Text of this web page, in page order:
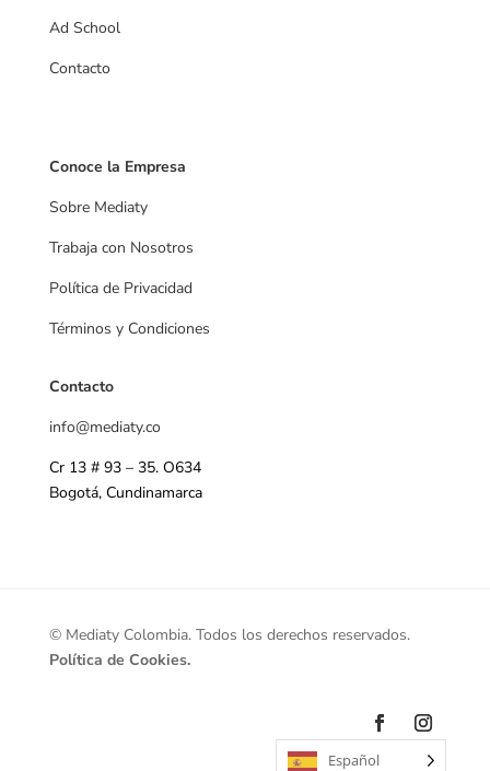
Ad School
Contacto
Conoce la Empresa
Sobre Mediaty
Trabaja con Nosotros
Política de Privacidad
Términos y Condiciones
Contacto
info@mediaty.co
Cr 13 # 93 – 35. O634
Bogotá, Cundinamarca
© Mediaty Colombia.Todos los derechos reservados.
Política de Cookies.
Español